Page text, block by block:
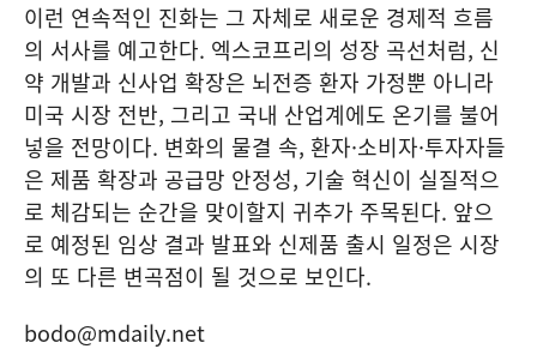
이런 연속적인 진화는 그 자체로 새로운 경제적 흐름
의 서사를 예고한다. 엑스코프리의 성장 곡선처럼, 신
약 개발과 신사업 확장은 뇌전증 환자 가정뿐 아니라
미국 시장 전반, 그리고 국내 산업계에도 온기를 불어
넣을 전망이다. 변화의 물결 속, 환자·소비자·투자자들
은 제품 확장과 공급망 안정성, 기술 혁신이 실질적으
로 체감되는 순간을 맞이할지 귀추가 주목된다. 앞으
로 예정된 임상 결과 발표와 신제품 출시 일정은 시장
의 또 다른 변곡점이 될 것으로 보인다.
bodo@mdaily.net